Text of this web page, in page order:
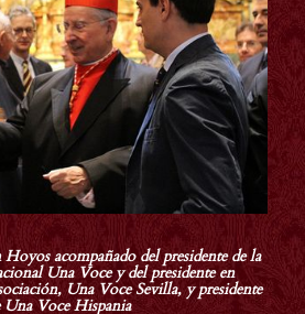
acompañado del presidente de la
Una Voce y del presidente en
Una Voce Sevilla, y presidente
Una Voce Hispania